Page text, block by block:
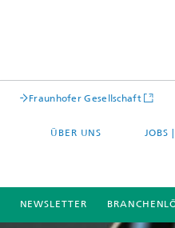
Fraunhofer Gesellschaft
ÜBER UNS JOBS
NEWSLETTER